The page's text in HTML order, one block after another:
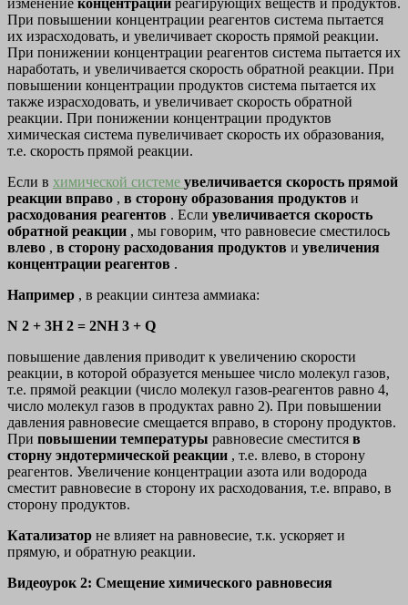
изменение концентрации реагирующих веществ и продуктов.
При повышении концентрации реагентов система пытается
их израсходовать, и увеличивает скорость прямой реакции.
При понижении концентрации реагентов система пытается их
наработать, и увеличивается скорость обратной реакции. При
повышении концентрации продуктов система пытается их
также израсходовать, и увеличивает скорость обратной
реакции. При понижении концентрации продуктов
химическая система пувеличивает скорость их образования,
т.е. скорость прямой реакции.
Если в химической системе увеличивается скорость прямой
реакции вправо , в сторону образования продуктов и
расходования реагентов . Если увеличивается скорость
обратной реакции , мы говорим, что равновесие сместилось
влево , в сторону расходования продуктов и увеличения
концентрации реагентов .
Например , в реакции синтеза аммиака:
N 2 + 3H 2 = 2NH 3 + Q
повышение давления приводит к увеличению скорости
реакции, в которой образуется меньшее число молекул газов,
т.е. прямой реакции (число молекул газов-реагентов равно 4,
число молекул газов в продуктах равно 2). При повышении
давления равновесие смещается вправо, в сторону продуктов.
При повышении температуры равновесие сместится в
сторну эндотермической реакции , т.е. влево, в сторону
реагентов. Увеличение концентрации азота или водорода
сместит равновесие в сторону их расходования, т.е. вправо, в
сторону продуктов.
Катализатор не влияет на равновесие, т.к. ускоряет и
прямую, и обратную реакции.
Видеоурок 2: Смещение химического равновесия